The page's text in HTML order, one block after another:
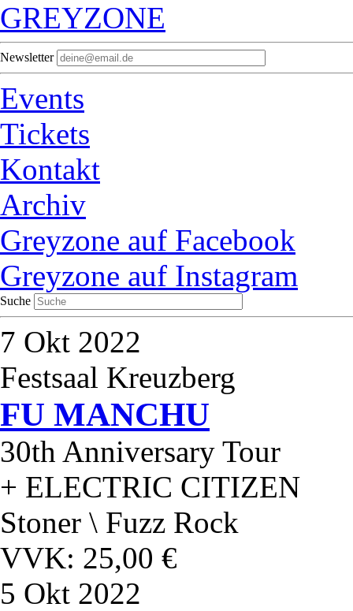
GREYZONE
Newsletter
Events
Tickets
Kontakt
Archiv
Greyzone auf Facebook
Greyzone auf Instagram
Suche
7 Okt 2022
Festsaal Kreuzberg
FU MANCHU
30th Anniversary Tour
+ ELECTRIC CITIZEN
Stoner \ Fuzz Rock
VVK: 25,00 €
5 Okt 2022